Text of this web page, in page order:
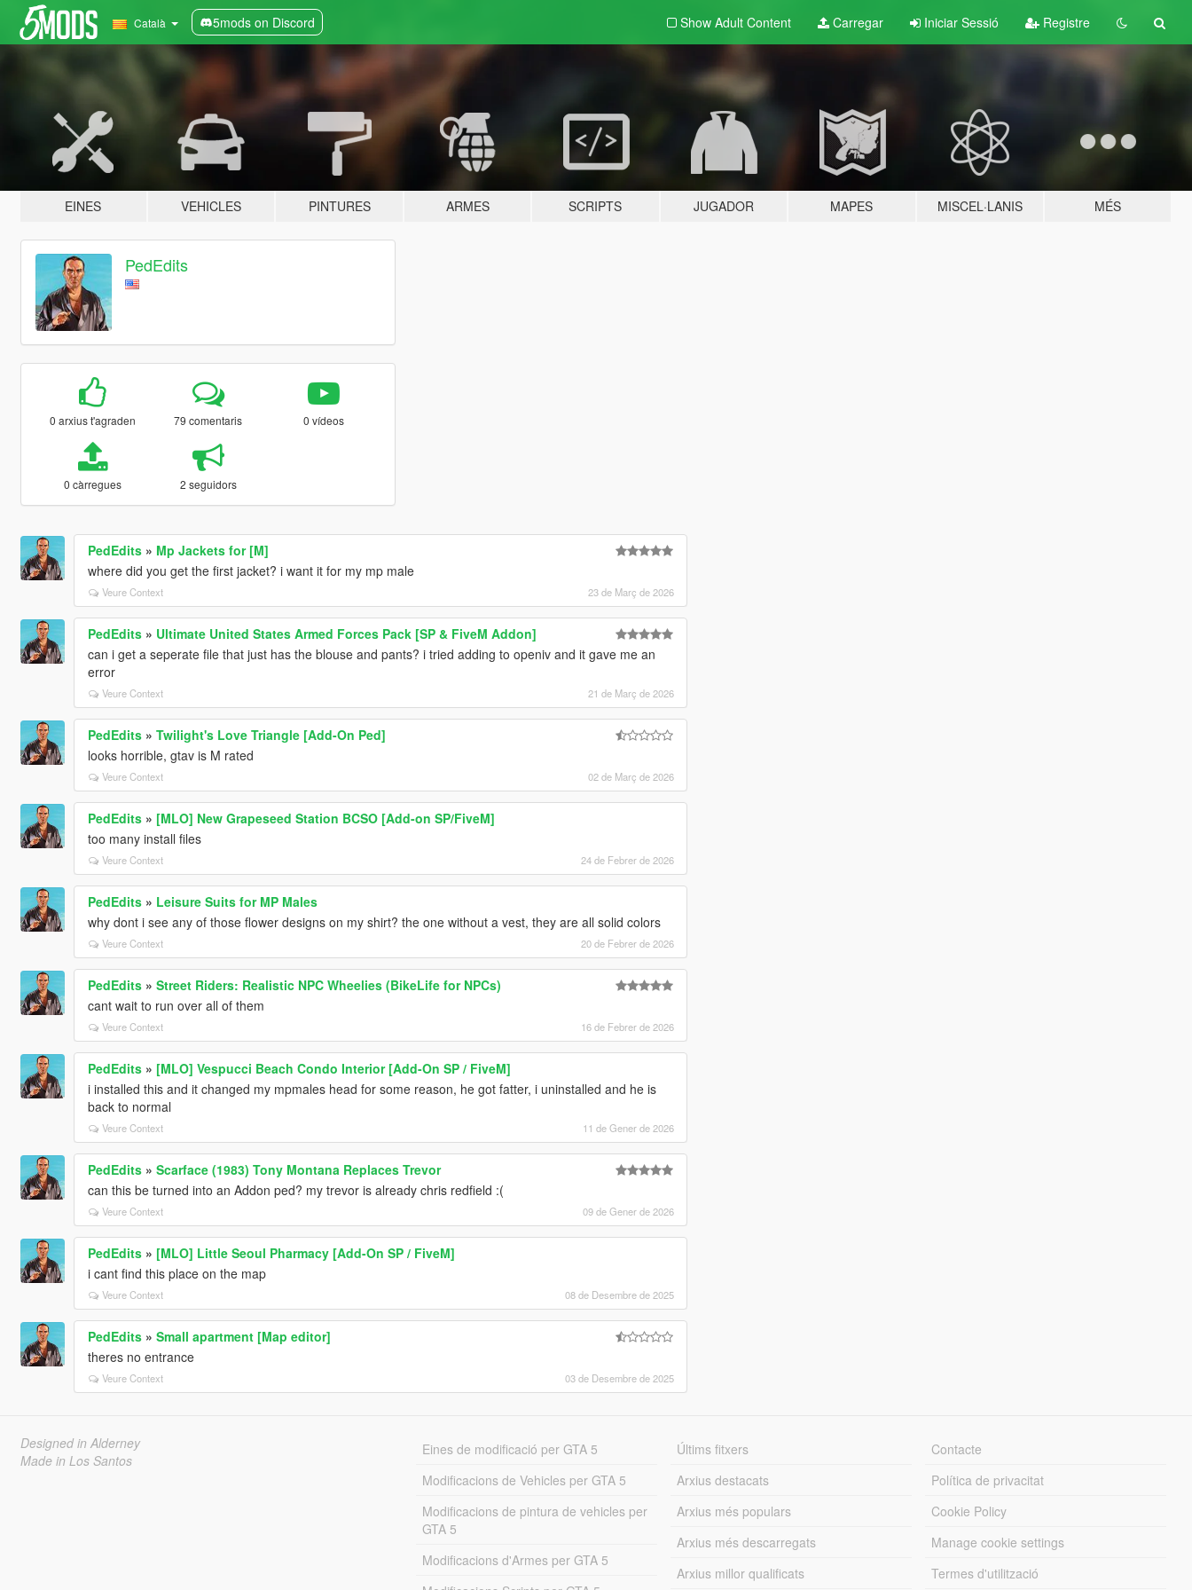
Català 5mods on Discord Show Adult Content Carregar Iniciar Sessió Registre
EINES VEHICLES PINTURES ARMES SCRIPTS JUGADOR MAPES MISCEL·LANIS MÉS
PedEdits
0 arxius t'agraden 79 comentaris 0 vídeos
0 càrregues 2 seguidors
PedEdits» Mp Jackets for [M]
where did you get the first jacket? i want it for my mp male
Veure Context 23 de Març de 2026
PedEdits» Ultimate United States Armed Forces Pack [SP & FiveM Addon]
can i get a seperate file that just has the blouse and pants? i tried adding to openiv and it gave me an
error
Veure Context 21 de Març de 2026
PedEdits» Twilight's Love Triangle [Add-On Ped]
looks horrible, gtav is M rated
Veure Context 02 de Març de 2026
PedEdits» [MLO] New Grapeseed Station BCSO [Add-on SP/FiveM]
too many install files
Veure Context 24 de Febrer de 2026
PedEdits» Leisure Suits for MP Males
why dont i see any of those flower designs on my shirt? the one without a vest, they are all solid colors
Veure Context 20 de Febrer de 2026
PedEdits» Street Riders: Realistic NPC Wheelies (BikeLife for NPCs)
cant wait to run over all of them
Veure Context 16 de Febrer de 2026
PedEdits» [MLO] Vespucci Beach Condo Interior [Add-On SP / FiveM]
i installed this and it changed my mpmales head for some reason, he got fatter, i uninstalled and he is
back to normal
Veure Context 11 de Gener de 2026
PedEdits» Scarface (1983) Tony Montana Replaces Trevor
can this be turned into an Addon ped? my trevor is already chris redfield :(
Veure Context 09 de Gener de 2026
PedEdits» [MLO] Little Seoul Pharmacy [Add-On SP / FiveM]
i cant find this place on the map
Veure Context 08 de Desembre de 2025
PedEdits» Small apartment [Map editor]
theres no entrance
Veure Context 03 de Desembre de 2025
Designed in Alderney
Made in Los Santos
Eines de modificació per GTA 5
Modificacions de Vehicles per GTA 5
Modificacions de pintura de vehicles per
GTA 5
Modificacions d'Armes per GTA 5
Últims fitxers
Arxius destacats
Arxius més populars
Arxius més descarregats
Arxius millor qualificats
Contacte
Política de privacitat
Cookie Policy
Manage cookie settings
Termes d'utilització